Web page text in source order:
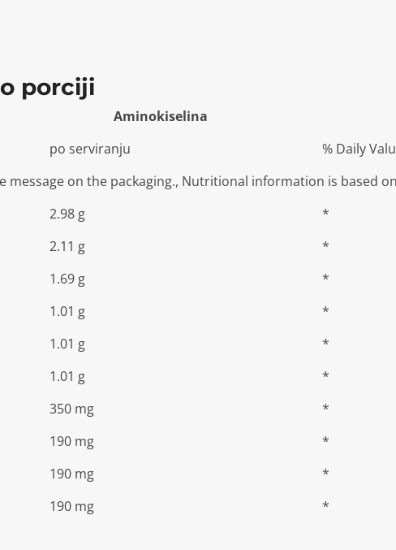
porciji
Aminokiselina
po serviranju
% Daily
message on the packaging., Nutritional information is based
2.98 g
*
2.11 g
*
1.69 g
*
1.01 g
*
1.01 g
*
1.01 g
*
350 mg
*
190 mg
*
190 mg
*
190 mg *